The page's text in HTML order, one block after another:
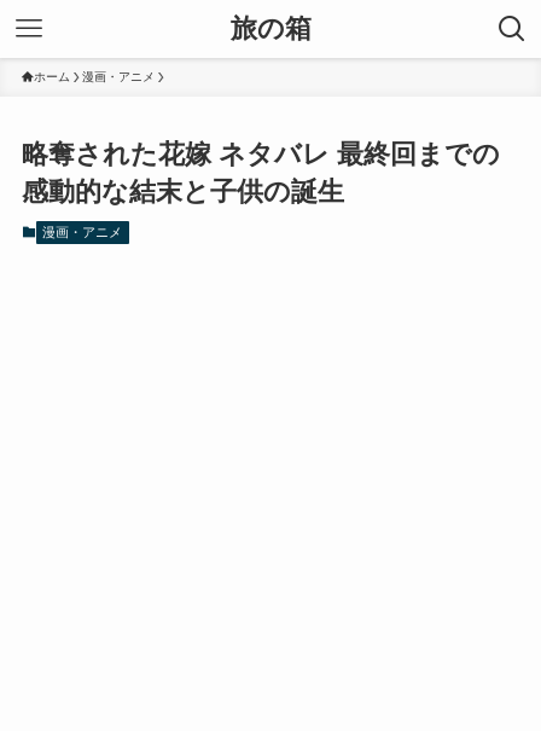
旅の箱
ホーム 漫画・アニメ
略奪された花嫁 ネタバレ 最終回までの
感動的な結末と子供の誕生
漫画・アニメ